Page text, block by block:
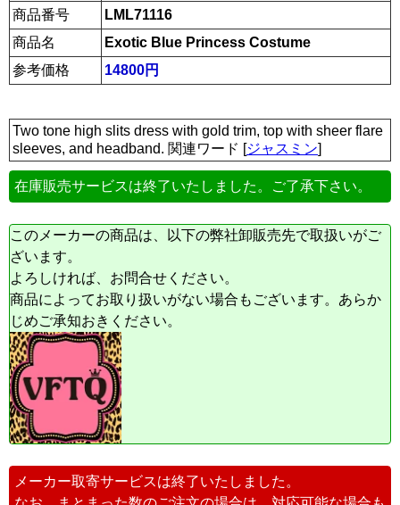
商品番号
LML71116
商品名
Exotic Blue Princess Costume
参考価格
14800円
Two tone high slits dress with gold trim, top with sheer flare
sleeves, and headband. 関連ワード [ジャスミン]
在庫販売サービスは終了いたしました。ご了承下さい。
このメーカーの商品は、以下の弊社卸販売先で取扱いがご
ざいます。
よろしければ、お問合せください。
商品によってお取り扱いがない場合もございます。あらか
じめご承知おきください。
メーカー取寄サービスは終了いたしました。